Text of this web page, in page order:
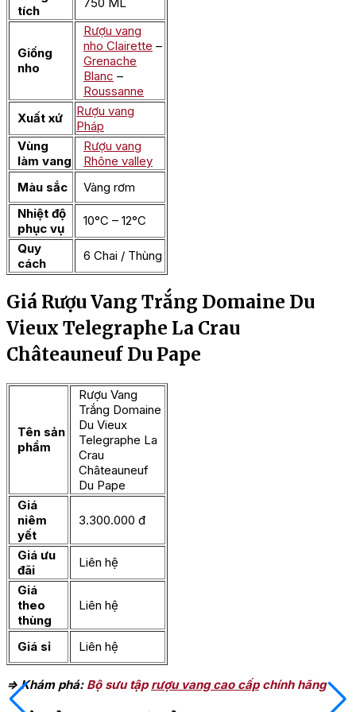
tích
Giống
nho
Rượu vang
nho Clairette –
Grenache
Blanc –
Roussanne
Xuất xứ
Rượu vang
Pháp
Vùng
làm vang
Rượu vang
Rhône valley
Màu sắc
Vàng rơm
Nhiệt độ
phục vụ
10°C – 12°C
Quy
cách
6 Chai / Thùng
Giá Rượu Vang Trắng Domaine Du
Vieux Telegraphe La Crau
Châteauneuf Du Pape
Tên sản
phẩm
Rượu Vang
Trắng Domaine
Du Vieux
Telegraphe La
Crau
Châteauneuf
Du Pape
Giá
niêm
yết
3.300.000 đ
Giá ưu
đãi
Liên hệ
Giá
theo
thùng
Liên hệ
Giá sỉ Liên hệ
=> Khám phá: Bộ sưu tập rượu vang cao cấp chính hãng